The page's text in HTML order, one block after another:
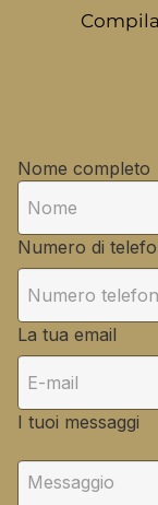
Nome completo
Numero di
La tua email
I tuoi messaggi